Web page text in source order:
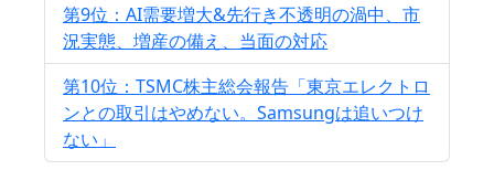
第9位：AI需要増大&先行き不透明の渦中、市
況実態、増産の備え、当面の対応
第10位：TSMC株主総会報告「東京エレクトロ
ンとの取引はやめない。Samsungは追いつけ
ない」